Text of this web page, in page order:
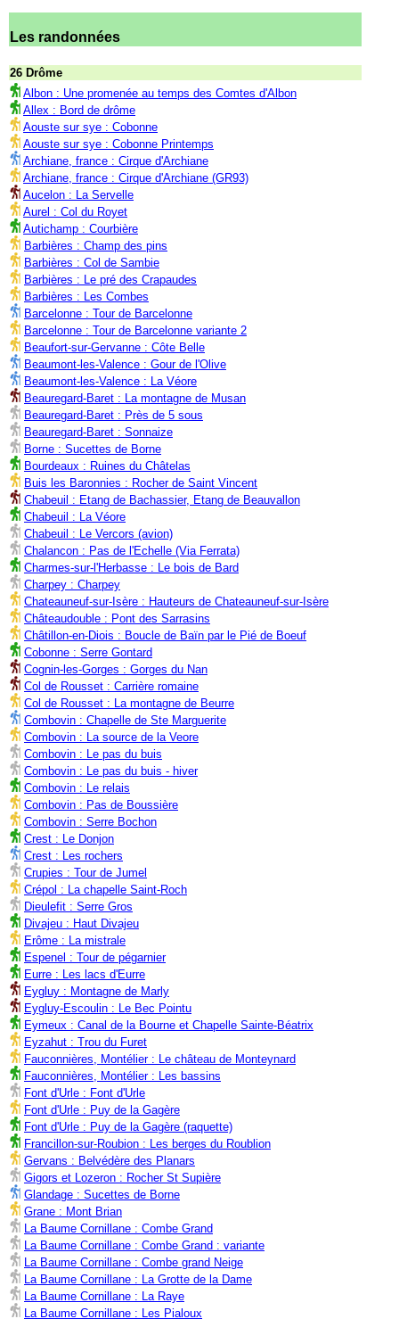
Les randonnées
26 Drôme
Albon : Une promenée au temps des Comtes d'Albon
Allex : Bord de drôme
Aouste sur sye : Cobonne
Aouste sur sye : Cobonne Printemps
Archiane, france : Cirque d'Archiane
Archiane, france : Cirque d'Archiane (GR93)
Aucelon : La Servelle
Aurel : Col du Royet
Autichamp : Courbière
Barbières : Champ des pins
Barbières : Col de Sambie
Barbières : Le pré des Crapaudes
Barbières : Les Combes
Barcelonne : Tour de Barcelonne
Barcelonne : Tour de Barcelonne variante 2
Beaufort-sur-Gervanne : Côte Belle
Beaumont-les-Valence : Gour de l'Olive
Beaumont-les-Valence : La Véore
Beauregard-Baret : La montagne de Musan
Beauregard-Baret : Près de 5 sous
Beauregard-Baret : Sonnaize
Borne : Sucettes de Borne
Bourdeaux : Ruines du Châtelas
Buis les Baronnies : Rocher de Saint Vincent
Chabeuil : Etang de Bachassier, Etang de Beauvallon
Chabeuil : La Véore
Chabeuil : Le Vercors (avion)
Chalancon : Pas de l'Echelle (Via Ferrata)
Charmes-sur-l'Herbasse : Le bois de Bard
Charpey : Charpey
Chateauneuf-sur-Isère : Hauteurs de Chateauneuf-sur-Isère
Châteaudouble : Pont des Sarrasins
Châtillon-en-Diois : Boucle de Baïn par le Pié de Boeuf
Cobonne : Serre Gontard
Cognin-les-Gorges : Gorges du Nan
Col de Rousset : Carrière romaine
Col de Rousset : La montagne de Beurre
Combovin : Chapelle de Ste Marguerite
Combovin : La source de la Veore
Combovin : Le pas du buis
Combovin : Le pas du buis - hiver
Combovin : Le relais
Combovin : Pas de Boussière
Combovin : Serre Bochon
Crest : Le Donjon
Crest : Les rochers
Crupies : Tour de Jumel
Crépol : La chapelle Saint-Roch
Dieulefit : Serre Gros
Divajeu : Haut Divajeu
Erôme : La mistrale
Espenel : Tour de pégarnier
Eurre : Les lacs d'Eurre
Eygluy : Montagne de Marly
Eygluy-Escoulin : Le Bec Pointu
Eymeux : Canal de la Bourne et Chapelle Sainte-Béatrix
Eyzahut : Trou du Furet
Fauconnières, Montélier : Le château de Monteynard
Fauconnières, Montélier : Les bassins
Font d'Urle : Font d'Urle
Font d'Urle : Puy de la Gagère
Font d'Urle : Puy de la Gagère (raquette)
Francillon-sur-Roubion : Les berges du Roublion
Gervans : Belvédère des Planars
Gigors et Lozeron : Rocher St Supière
Glandage : Sucettes de Borne
Grane : Mont Brian
La Baume Cornillane : Combe Grand
La Baume Cornillane : Combe Grand : variante
La Baume Cornillane : Combe grand Neige
La Baume Cornillane : La Grotte de la Dame
La Baume Cornillane : La Raye
La Baume Cornillane : Les Pialoux